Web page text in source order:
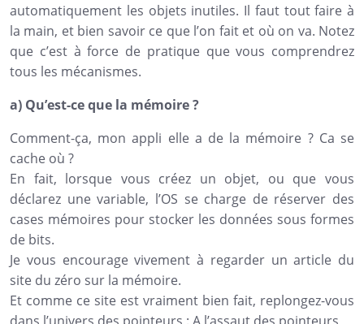
automatiquement les objets inutiles. Il faut tout faire à
la main, et bien savoir ce que l’on fait et où on va. Notez
que c’est à force de pratique que vous comprendrez
tous les mécanismes.
a) Qu’est-ce que la mémoire ?
Comment-ça, mon appli elle a de la mémoire ? Ca se
cache où ?
En fait, lorsque vous créez un objet, ou que vous
déclarez une variable, l’OS se charge de réserver des
cases mémoires pour stocker les données sous formes
de bits.
Je vous encourage vivement à regarder un article du
site du zéro sur la mémoire.
Et comme ce site est vraiment bien fait, replongez-vous